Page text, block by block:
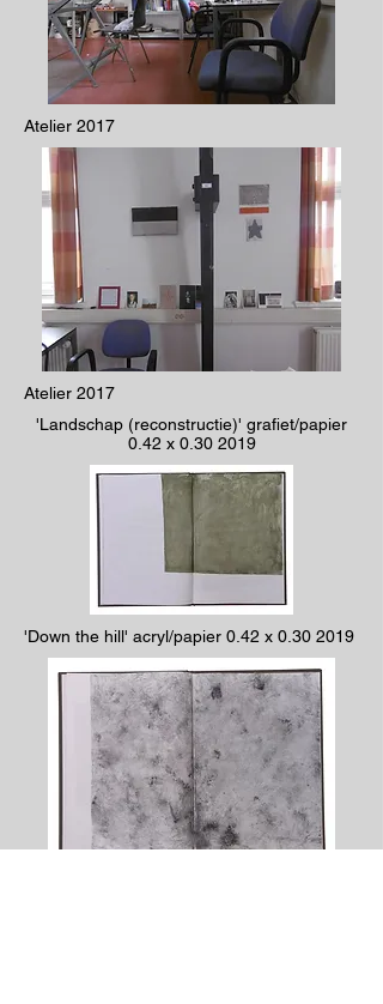
Atelier 2017
Atelier 2017
'Landschap (reconstructie)' grafiet/papier
0.42 x 0.30 2019
'Down the hill' acryl/papier 0.42 x 0.30 2019